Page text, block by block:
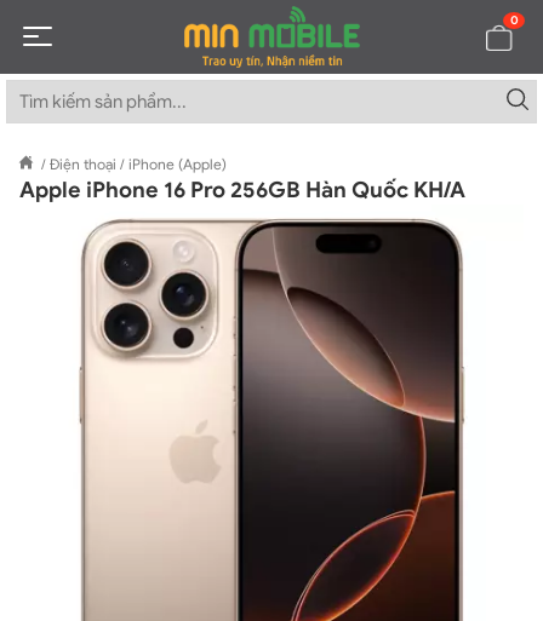
0
/ Điện thoại / iPhone (Apple)
Apple iPhone 16 Pro 256GB Hàn Quốc KH/A